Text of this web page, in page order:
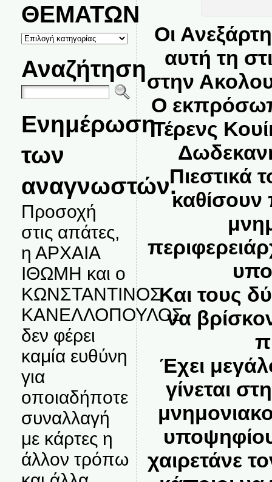
ΘΕΜΑΤΩΝ
ΚΑΤΗΓΟΡΙΕΣ
ΘΕΜΑΤΩΝ
Αναζήτηση
Ενημέρωση
των
αναγνωστών.
Προσοχή
στις απάτες,
η ΑΡΧΑΙΑ
ΙΘΩΜΗ και ο
ΚΩΝΣΤΑΝΤΙΝΟΣ
ΚΑΝΕΛΛΟΠΟΥΛΟΣ
δεν φέρει
καμία ευθύνη
για
οποιαδήποτε
συναλλαγή
με κάρτες η
άλλον τρόπω
Οι
αυτή τη
στην
Ο
Τέρενς
Πιεστικά
καθίσουν
Και τους
να
Έχει
γίνεται
χαιρετάνε